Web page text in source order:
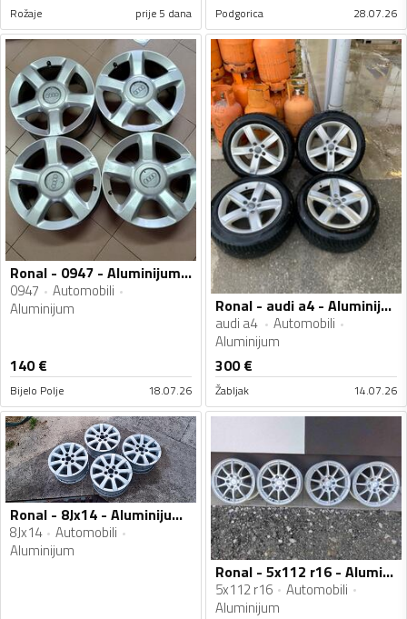
Rožaje prije 5 dana Podgorica 28.07.26
Ronal - 0947 - Aluminijum felne
0947
Automobili
Aluminijum
140€
Bijelo Polje 18.07.26
Ronal - audi a4 - Aluminijum felne
audi a4
Automobili
Aluminijum
300€
Žabljak 14.07.26
Ronal - 8Jx14 - Aluminijum felne
8Jx14
Automobili
Aluminijum
Ronal - 5x112 r16 - Aluminijum felne
5x112 r16
Automobili
Aluminijum